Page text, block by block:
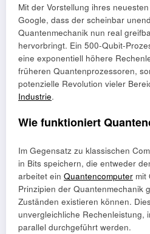
Mit der Vorstellung ihres
Google, dass der scheinbar
Quantenmechanik nun real
hervorbringt. Ein 500-Qubit-
eine exponentiell höhere
früheren Quantenprozessoren,
potenzielle Revolution vieler
Industrie.
Wie funktioniert
Im Gegensatz zu klassischen
in Bits speichern, die entweder
arbeitet ein Quantencomputer mit
Prinzipien der Quantenmechanik
Zuständen existieren können.
unvergleichliche Rechenleistung,
parallel durchgeführt werden.